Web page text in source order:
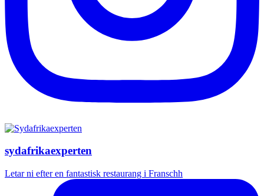
sydafrikaexperten
Letar ni efter en fantastisk restaurang i Franschh